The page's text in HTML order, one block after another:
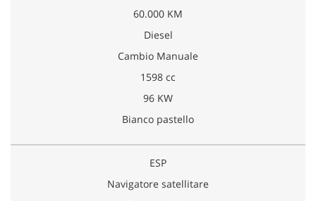
60.000 KM
Diesel
Cambio Manuale
1598 cc
96 KW
Bianco pastello
ESP
Navigatore satellitare